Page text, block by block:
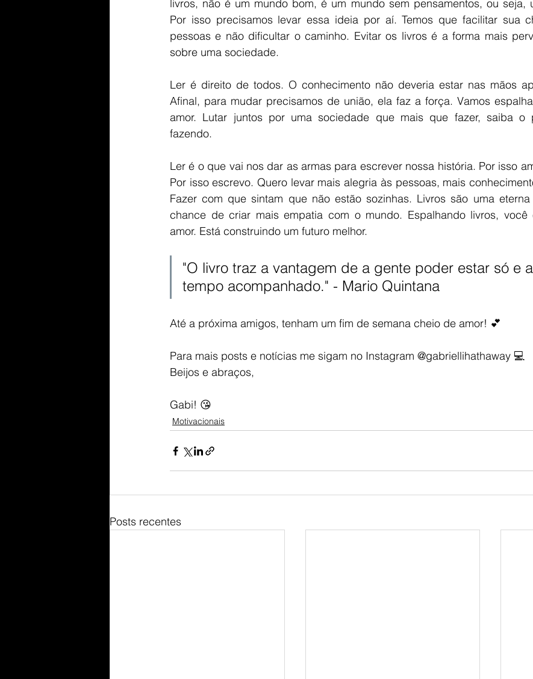
livros, não é um mundo bom, é um mundo sem pensamentos, ou seja,
Por isso precisamos levar essa ideia por aí. Temos que facilitar sua
pessoas e não dificultar o caminho. Evitar os livros é a forma mais
sobre uma sociedade.
Ler é direito de todos. O conhecimento não deveria estar nas mãos
Afinal, para mudar precisamos de união, ela faz a força. Vamos
amor. Lutar juntos por uma sociedade que mais que fazer, saiba o
fazendo.
Ler é o que vai nos dar as armas para escrever nossa história. Por isso
Por isso escrevo. Quero levar mais alegria às pessoas, mais
Fazer com que sintam que não estão sozinhas. Livros são uma
chance de criar mais empatia com o mundo. Espalhando livros, você
amor. Está construindo um futuro melhor.
"O livro traz a vantagem de a gente poder estar só e
tempo acompanhado." - Mario Quintana
Até a próxima amigos, tenham um fim de semana cheio de amor! 💕
Para mais posts e notícias me sigam no Instagram @gabriellihathaway 💻
Beijos e abraços,
Gabi! 😘
Motivacionais
Posts recentes